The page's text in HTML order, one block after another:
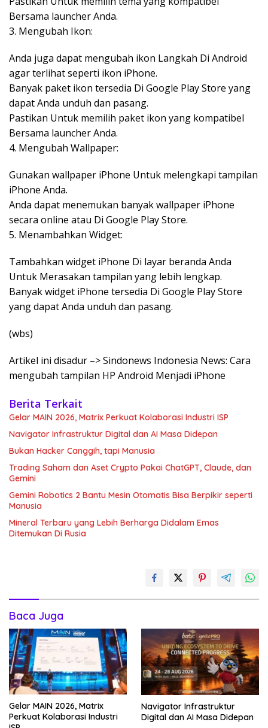
Bersama launcher Anda.
3. Mengubah Ikon:
Anda juga dapat mengubah ikon Langkah Di Android
agar terlihat seperti ikon iPhone.
Banyak paket ikon tersedia Di Google Play Store yang
dapat Anda unduh dan pasang.
Pastikan Untuk memilih paket ikon yang kompatibel
Bersama launcher Anda.
4. Mengubah Wallpaper:
Gunakan wallpaper iPhone Untuk melengkapi tampilan
iPhone Anda.
Anda dapat menemukan banyak wallpaper iPhone
secara online atau Di Google Play Store.
5. Menambahkan Widget:
Tambahkan widget iPhone Di layar beranda Anda
Untuk Merasakan tampilan yang lebih lengkap.
Banyak widget iPhone tersedia Di Google Play Store
yang dapat Anda unduh dan pasang.
(wbs)
Artikel ini disadur –> Sindonews Indonesia News: Cara
mengubah tampilan HP Android Menjadi iPhone
Berita Terkait
Gelar MAIN 2026, Matrix Perkuat Kolaborasi Industri ISP
Navigator Infrastruktur Digital dan AI Masa Didepan
Bukan Hacker Canggih, tapi Manusia
Trading Saham dan Aset Crypto Pakai ChatGPT, Claude, dan
Gemini
Gemini Robotics 2 Bantu Mesin Otomatis Bisa Berpikir seperti
Manusia
Mineral Terbaru yang Lebih Berharga Didalam Emas
Ditemukan Di Rusia
Baca Juga
Gelar MAIN 2026, Matrix
Perkuat Kolaborasi Industri
Navigator Infrastruktur
Digital dan AI Masa Didepan